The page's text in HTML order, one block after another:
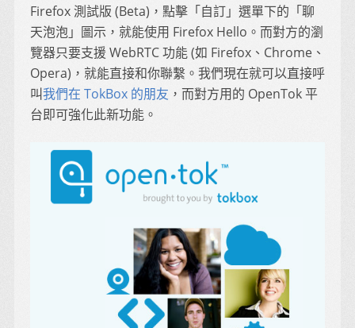
Firefox 測試版 (Beta)，點擊「自訂」選單下的「聊
天泡泡」圖示，就能使用 Firefox Hello。而對方的瀏
覽器只要支援 WebRTC 功能 (如 Firefox、Chrome、
Opera)，就能直接和你聯繫。我們現在就可以直接呼
叫我們在 TokBox 的朋友 ，而對方用的 OpenTok 平
台即可強化此新功能。